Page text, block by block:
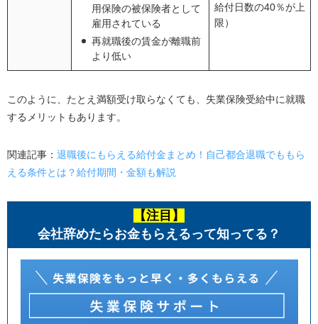
用保険の被保険者として
雇用されている
再就職後の賃金が離職前
より低い
給付日数の40％が上
限）
このように、たとえ満額受け取らなくても、失業保険受給中に就職
するメリットもあります。
関連記事： 退職後にもらえる給付金まとめ！自己都合退職でももら
える条件とは？給付期間・金額も解説
【注目】
会社辞めたらお金もらえるって知ってる？